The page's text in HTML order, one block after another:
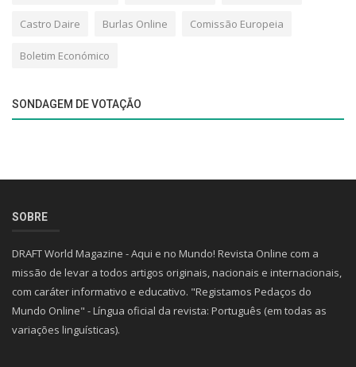
Castro Daire Burlas Online Comissão Europeia
Boletim Económico
SONDAGEM DE VOTAÇÃO
SOBRE
DRAFT World Magazine - Aqui e no Mundo! Revista Online com a
missão de levar a todos artigos originais, nacionais e internacionais,
com caráter informativo e educativo. "Registamos Pedaços do
Mundo Online" - Língua oficial da revista: Português (em todas as
variações linguísticas).